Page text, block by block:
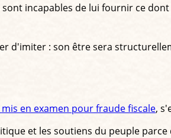
incapables de lui fournir ce
: son être sera
en examen pour fraude fiscale,
et les soutiens du peuple